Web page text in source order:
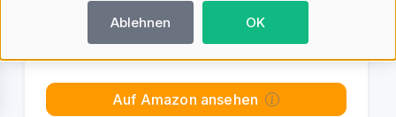
EUR
Auf Amazon ansehen
Ablehnen OK